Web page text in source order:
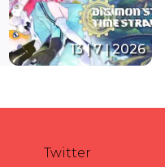
13 | 7 | 2026
Twitter